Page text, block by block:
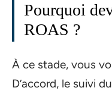
Pourquoi
ROAS ?
À ce stade, vous
D’accord, le suivi